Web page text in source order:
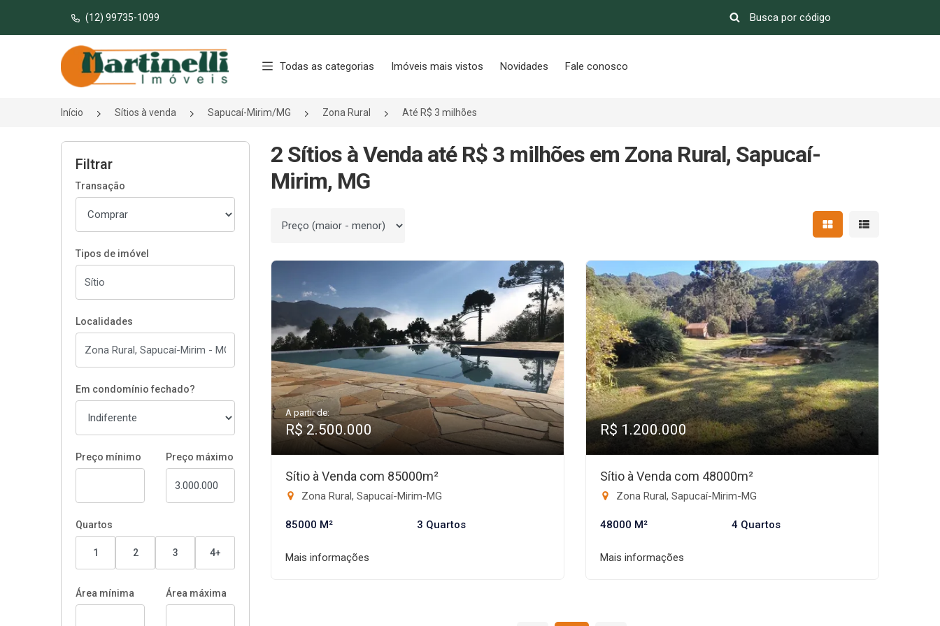
(12) 99735-1099
Página inicial
Todas as categorias Imóveis mais vistos Novidades Fale conosco
Início Sítios à venda Sapucaí-Mirim/MG Zona Rural Até R$ 3 milhões
Filtrar
Transação
Tipos de imóvel
Localidades
Em condomínio fechado?
Preço mínimo Preço máximo
Quartos
1 2 3 4+
Área mínima Área máxima
2 Sítios à Venda até R$ 3 milhões em Zona Rural, Sapucaí-
Mirim, MG
Ordenar por Mostrar resultados em
Mostrar
A partir de:
R$ 2.500.000
Sítio à Venda com 85000m²
Zona Rural, Sapucaí-Mirim-MG
85000 M² 3 Quartos
Mais informações
R$ 1.200.000
Sítio à Venda com 48000m²
Zona Rural, Sapucaí-Mirim-MG
48000 M² 4 Quartos
Mais informações